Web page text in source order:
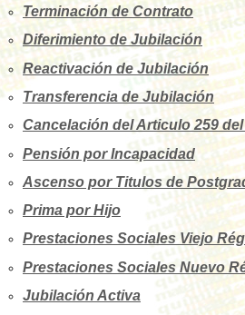
Terminación de Contrato
Diferimiento de Jubilación
Reactivación de Jubilación
Transferencia de Jubilación
Cancelación del Articulo 259 del
Pensión por Incapacidad
Ascenso por Titulos de
Prima por Hijo
Prestaciones Sociales Viejo
Prestaciones Sociales Nuevo
Jubilación Activa